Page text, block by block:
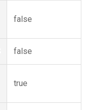
false
false
true